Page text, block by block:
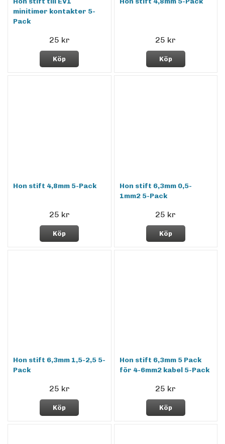
minitimer kontakter 5-
Pack
25 kr
Köp
25 kr
Köp
Hon stift 4,8mm 5-Pack
25 kr
Köp
Hon stift 6,3mm 0,5-
1mm2 5-Pack
25 kr
Köp
Hon stift 6,3mm 1,5-2,5 5-
Pack
25 kr
Köp
Hon stift 6,3mm 5 Pack
för 4-6mm2 kabel 5-Pack
25 kr
Köp